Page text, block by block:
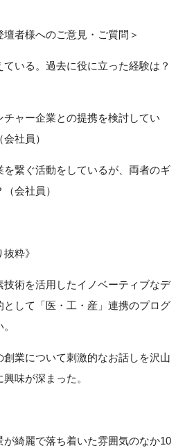
壇者様へのご意見・ご質問＞
ている。過去に役に立った経験は？
チャー企業との提携を検討してい
社員）
を繋ぐ活動をしているが、両者のギ
会社員）
粋》
技術を活用したイノベーティブなデ
して「医・工・産」連携のプログ
創業について刺激的なお話しを沢山
味が深まった。
綺麗で落ち着いた雰囲気のなか10